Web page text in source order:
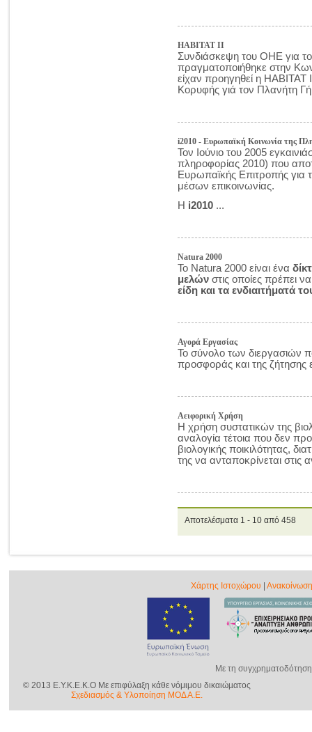
HABITAT II
Συνδιάσκεψη του ΟΗΕ για
πραγματοποιήθηκε στην
είχαν προηγηθεί η
Κορυφής γιά τον Πλανήτη
i2010 - Ευρωπαϊκή Κοινωνία της
Τον Ιούνιο του 2005
πληροφορίας 2010) που
Ευρωπαϊκής Επιτροπής για
μέσων επικοινωνίας.
Η i2010 ...
Natura 2000
Το Natura 2000 είναι ένα
μελών στις οποίες πρέπει
είδη και τα ενδιαιτήματά
Αγορά Εργασίας
Το σύνολο των διεργασιών
προσφοράς και της ζήτησης
Αειφορική Χρήση
Η χρήση συστατικών της
αναλογία τέτοια που δεν
βιολογικής ποικιλότητας,
της να ανταποκρίνεται στις
Αποτελέσματα 1 - 10 από 458
Χάρτης Ιστοχώρου |
Με τη
© 2013 E.Y.K.E.K.O Με επιφύλαξη κάθε νόμιμου δικαιώµατος
Σχεδιασμός & Yλοποίηση ΜΟΔ Α.Ε.